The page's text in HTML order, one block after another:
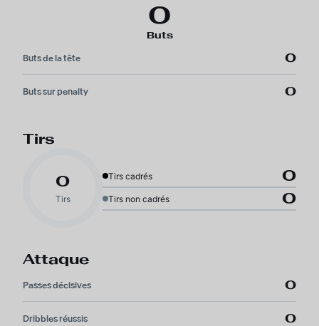
0
Buts
Buts de la tête 0
Buts sur penalty 0
Tirs
0
Tirs
Tirs cadrés 0
Tirs non cadrés 0
Attaque
Passes décisives 0
Dribbles réussis 0